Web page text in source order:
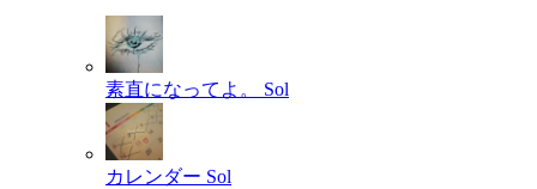
素直になってよ。 Sol
カレンダー Sol